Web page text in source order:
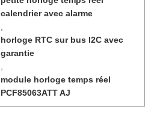
calendrier avec alarme
horloge RTC sur bus I2C avec
garantie
module horloge temps réel
PCF85063ATT AJ